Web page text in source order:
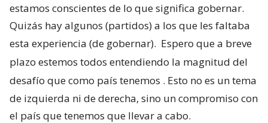
estamos conscientes de lo que significa gobernar.
Quizás hay algunos (partidos) a los que les faltaba
esta experiencia (de gobernar). Espero que a breve
plazo estemos todos entendiendo la magnitud del
desafío que como país tenemos . Esto no es un tema
de izquierda ni de derecha, sino un compromiso con
el país que tenemos que llevar a cabo.